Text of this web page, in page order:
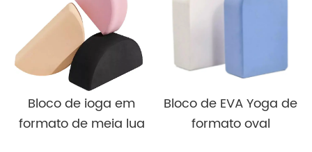
Bloco de ioga em
formato de meia lua
Bloco de EVA Yoga de
formato oval